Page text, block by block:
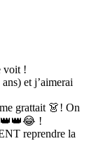
voit !
et j’aimerai
grattait 👗! On
!
reprendre la